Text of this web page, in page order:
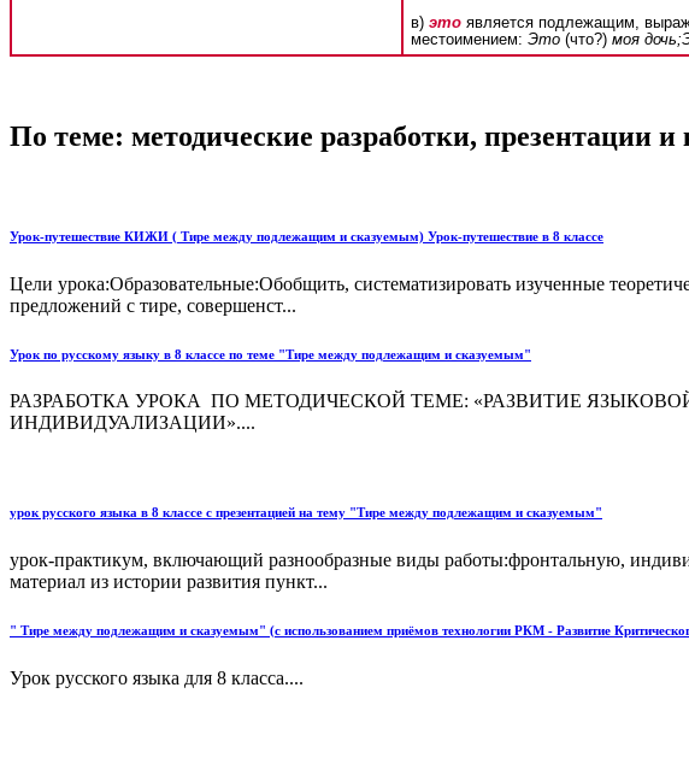
в) это является подлежащим,
местоимением: Это (что?) моя
По теме: методические разработки, презентации
Урок-путешествие КИЖИ ( Тире между подлежащим и сказуемым) Урок-путешествие в 8 классе
Цели урока:Образовательные:Обобщить, систематизировать изученные
предложений с тире, совершенст...
Урок по русскому языку в 8 классе по теме "Тире между подлежащим и сказуемым"
РАЗРАБОТКА УРОКА ПО МЕТОДИЧЕСКОЙ ТЕМЕ: «РАЗВИТИЕ
ИНДИВИДУАЛИЗАЦИИ»....
урок русского языка в 8 классе с презентацией на тему "Тире между подлежащим и сказуемым"
урок-практикум, включающий разнообразные виды работы:фронтальную,
материал из истории развития пункт...
" Тире между подлежащим и сказуемым" (с использованием приёмов технологии РКМ - Развитие
Урок русского языка для 8 класса....